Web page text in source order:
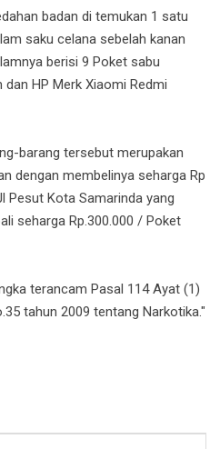
badan di temukan 1 satu
saku celana sebelah kanan
berisi 9 Poket sabu
HP Merk Xiaomi Redmi
barang tersebut merupakan
dengan membelinya seharga Rp
Pesut Kota Samarinda yang
seharga Rp.300.000 / Poket
terancam Pasal 114 Ayat (1)
tahun 2009 tentang Narkotika."